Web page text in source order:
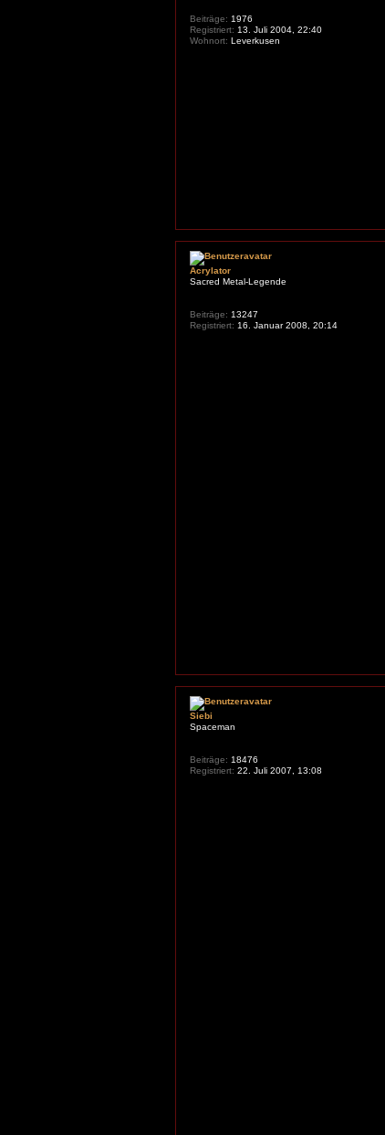
Beiträge: 1976
Registriert: 13. Juli 2004, 22:40
Wohnort: Leverkusen
Acrylator
Sacred Metal-Legende
Beiträge: 13247
Registriert: 16. Januar 2008, 20:14
Siebi
Spaceman
Beiträge: 18476
Registriert: 22. Juli 2007, 13:08